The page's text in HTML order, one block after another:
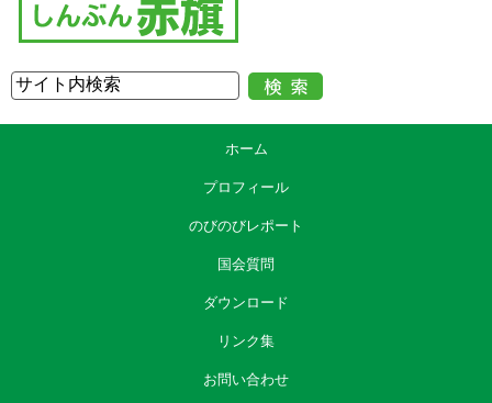
ホーム
プロフィール
のびのびレポート
国会質問
ダウンロード
リンク集
お問い合わせ